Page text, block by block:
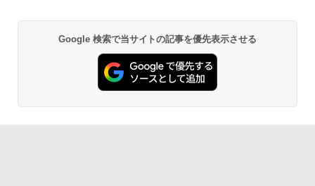
Google 検索で当サイトの記事を優先表示させる